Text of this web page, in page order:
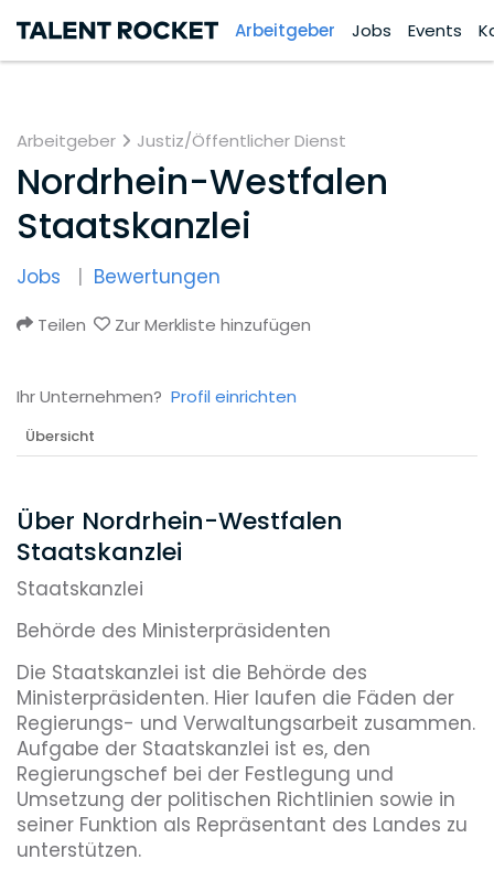
Arbeitgeber Jobs Events
Arbeitgeber Justiz/Öffentlicher Dienst
Nordrhein-Westfalen
Staatskanzlei
Jobs Bewertungen
Teilen Zur Merkliste hinzufügen
Ihr Unternehmen? Profil einrichten
Übersicht
Über Nordrhein-Westfalen
Staatskanzlei
Staatskanzlei
Behörde des Ministerpräsidenten
Die Staatskanzlei ist die Behörde des
Ministerpräsidenten. Hier laufen die Fäden der
Regierungs- und Verwaltungsarbeit zusammen.
Aufgabe der Staatskanzlei ist es, den
Regierungschef bei der Festlegung und
Umsetzung der politischen Richtlinien sowie in
seiner Funktion als Repräsentant des Landes zu
unterstützen.